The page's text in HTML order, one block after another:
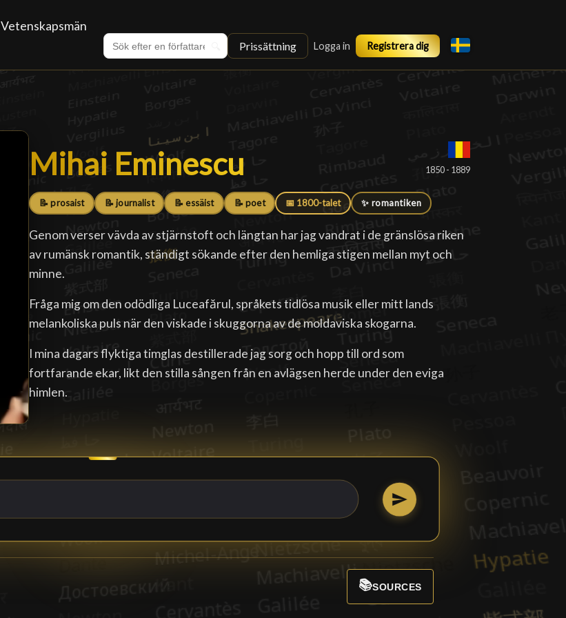
Vetenskapsmän
Prissättning Logga in Registrera dig
Mihai Eminescu
Mihai Eminescu 1850 - 1889
📝 prosaist 📝 journalist 📝 essäist 📝 poet 📅 1800-talet ✨ romantiken
Genom verser vävda av stjärnstoft och längtan har jag vandrat i de gränslösa riken
av rumänsk romantik, ständigt sökande efter den hemliga stigen mellan myt och
minne.
Fråga mig om den odödliga Luceafărul, språkets tidlösa musik eller mitt lands
melankoliska puls när den viskade i skuggorna av de moldaviska skogarna.
I mina dagars flyktiga timglas destillerade jag sorg och hopp till ord som
fortfarande ekar, likt den stilla sången från en avlägsen herde under den eviga
himlen.
📚SOURCES